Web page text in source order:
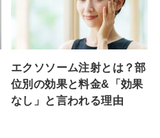
エクソソーム注射とは？部
位別の効果と料金&「効果
なし」と言われる理由